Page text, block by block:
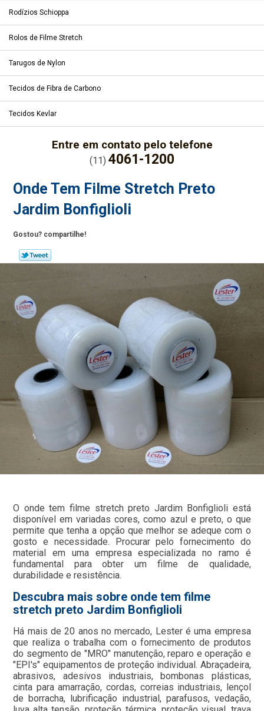
Rodízios Schioppa
Rolos de Filme Stretch
Tarugos de Nylon
Tecidos de Fibra de Carbono
Tecidos Kevlar
Entre em contato pelo telefone
(11) 4061-1200
Onde Tem Filme Stretch Preto
Jardim Bonfiglioli
Gostou? compartilhe!
O onde tem filme stretch preto Jardim Bonfiglioli está
disponível em variadas cores, como azul e preto, o que
permite que tenha a opção que melhor se adeque com o
gosto e necessidade. Procurar pelo fornecimento do
material em uma empresa especializada no ramo é
fundamental para obter um filme de qualidade,
durabilidade e resistência.
Descubra mais sobre onde tem filme
stretch preto Jardim Bonfiglioli
Há mais de 20 anos no mercado, Lester é uma empresa
que realiza o trabalha com o fornecimento de produtos
do segmento de "MRO" manutenção, reparo e operação e
"EPI's" equipamentos de proteção individual. Abraçadeira,
abrasivos, adesivos industriais, bombonas plásticas,
cinta para amarração, cordas, correias industriais, lençol
de borracha, lubrificação industrial, parafusos, vedação,